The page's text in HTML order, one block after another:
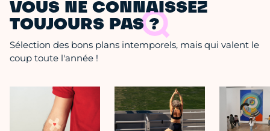
VOUS NE CONNAISSEZ
TOUJOURS PAS ?
Sélection des bons plans intemporels, mais qui valent le
coup toute l'année !